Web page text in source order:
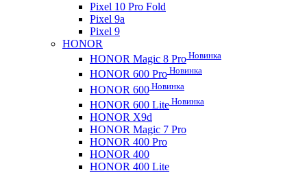
Pixel 10 Pro Fold
Pixel 9a
Pixel 9
HONOR
HONOR Magic 8 Pro Новинка
HONOR 600 Pro Новинка
HONOR 600 Новинка
HONOR 600 Lite Новинка
HONOR X9d
HONOR Magic 7 Pro
HONOR 400 Pro
HONOR 400
HONOR 400 Lite